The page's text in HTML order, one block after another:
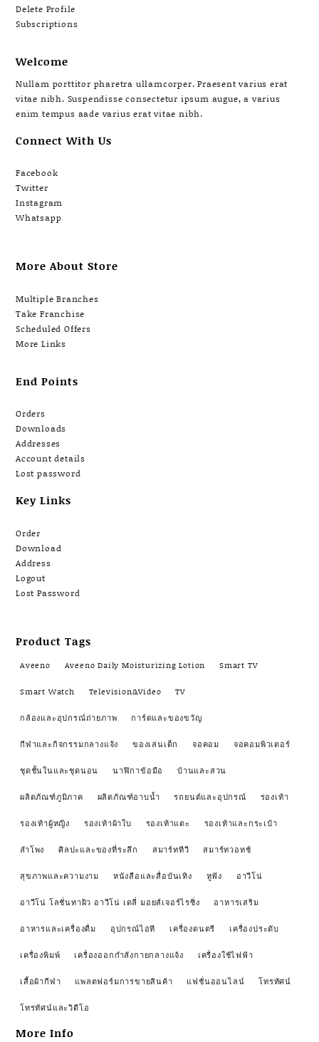
Delete Profile
Subscriptions
Welcome
Nullam porttitor pharetra ullamcorper. Praesent varius erat
vitae nibh. Suspendisse consectetur ipsum augue, a varius
enim tempus aade varius erat vitae nibh.
Connect With Us
Facebook
Twitter
Instagram
Whatsapp
More About Store
Multiple Branches
Take Franchise
Scheduled Offers
More Links
End Points
Orders
Downloads
Addresses
Account details
Lost password
Key Links
Order
Download
Address
Logout
Lost Password
Product Tags
Aveeno Aveeno Daily Moisturizing Lotion Smart TV
Smart Watch Television&Video TV
กล้องและอุปกรณ์ถ่ายภาพ การ์ดและของขวัญ
กีฬาและกิจกรรมกลางแจ้ง ของเล่นเด็ก จอคอม จอคอมพิวเตอร์
ชุดชั้นในและชุดนอน นาฬิกาข้อมือ บ้านและสวน
ผลิตภัณฑ์ภูมิภาค ผลิตภัณฑ์อาบน้ำ รถยนต์และอุปกรณ์ รองเท้า
รองเท้าผู้หญิง รองเท้าผ้าใบ รองเท้าแตะ รองเท้าและกระเป๋า
ลำโพง ศิลปะและของที่ระลึก สมาร์ททีวี สมาร์ทวอทช์
สุขภาพและความงาม หนังสือและสื่อบันเทิง หูฟัง อาวีโน่
อาวีโน่ โลชั่นทาผิว อาวีโน่ เดลี่ มอยส์เจอร์ไรซิ่ง อาหารเสริม
อาหารและเครื่องดื่ม อุปกรณ์ไอที เครื่องดนตรี เครื่องประดับ
เครื่องพิมพ์ เครื่องออกกำลังกายกลางแจ้ง เครื่องใช้ไฟฟ้า
เสื้อผ้ากีฬา แพลตฟอร์มการขายสินค้า แฟชั่นออนไลน์ โทรทัศน์
โทรทัศน์และวิดีโอ
More Info